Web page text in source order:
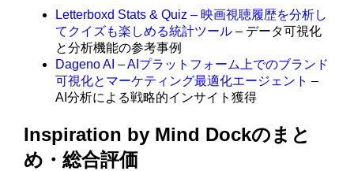
Letterboxd Stats & Quiz – 映画視聴履歴を分析し
てクイズも楽しめる統計ツール – データ可視化
と分析機能の参考事例
Dageno AI – AIプラットフォーム上でのブランド
可視化とマーケティング最適化エージェント –
AI分析による戦略的インサイト獲得
Inspiration by Mind Dockのまと
め・総合評価